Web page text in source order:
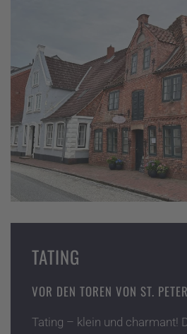
TATING
VOR DEN TOREN VON ST.
Tating – klein und charmant!